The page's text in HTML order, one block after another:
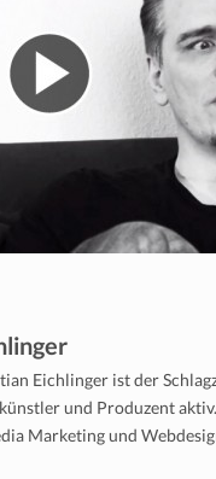
Eichlinger ist der
und Produzent
Marketing und